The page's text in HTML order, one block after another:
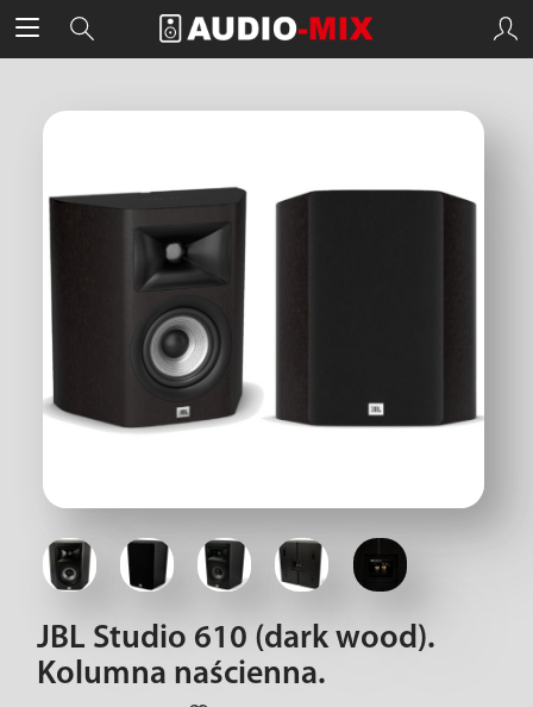
JBL Studio 610 (dark wood).
Kolumna naścienna.